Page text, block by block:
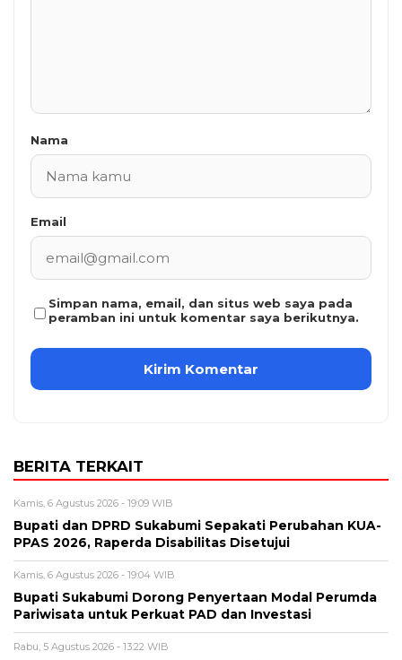
Nama
Email
Simpan nama, email, dan situs web saya pada
peramban ini untuk komentar saya berikutnya.
BERITA TERKAIT
Kamis, 6 Agustus 2026 - 19:09 WIB
Bupati dan DPRD Sukabumi Sepakati Perubahan KUA-
PPAS 2026, Raperda Disabilitas Disetujui
Kamis, 6 Agustus 2026 - 19:04 WIB
Bupati Sukabumi Dorong Penyertaan Modal Perumda
Pariwisata untuk Perkuat PAD dan Investasi
Rabu, 5 Agustus 2026 - 13:22 WIB